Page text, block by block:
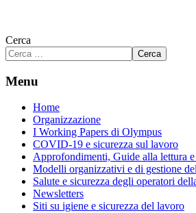
Cerca
Cerca
Menu
Home
Organizzazione
I Working Papers di Olympus
COVID-19 e sicurezza sul lavoro
Approfondimenti, Guide alla lettura e
Modelli organizzativi e di gestione
Salute e sicurezza degli operatori
Newsletters
Siti su igiene e sicurezza del lavoro